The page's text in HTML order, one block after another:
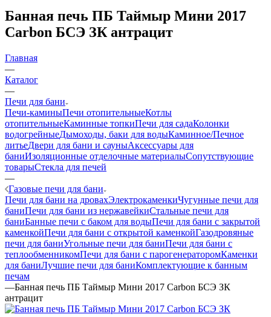
Банная печь ПБ Таймыр Мини 2017
Carbon БСЭ ЗК антрацит
Главная
—
Каталог
—
Печи для бани
Печи-каминыПечи отопительныеКотлы
отопительныеКаминные топкиПечи для садаКолонки
водогрейныеДымоходы, баки для водыКаминное/Печное
литьеДвери для бани и сауныАксессуары для
баниИзоляционные отделочные материалыСопутствующие
товарыСтекла для печей
—
Газовые печи для бани
Печи для бани на дровахЭлектрокаменкиЧугунные печи для
баниПечи для бани из нержавейкиСтальные печи для
баниБанные печи с баком для водыПечи для бани с закрытой
каменкойПечи для бани с открытой каменкойГазодровяные
печи для баниУгольные печи для баниПечи для бани с
теплообменникомПечи для бани с парогенераторомКаменки
для баниЛучшие печи для баниКомплектующие к банным
печам
—Банная печь ПБ Таймыр Мини 2017 Carbon БСЭ ЗК
антрацит